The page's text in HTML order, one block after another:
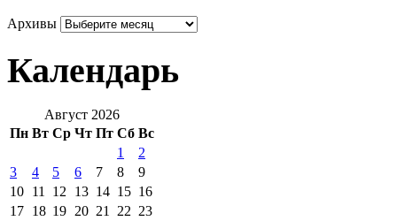
Архивы
Календарь
Август 2026
Пн Вт Ср Чт Пт Сб Вс
1
2
3
4 5 6 7 8
9
10 11 12 13 14 15 16
17 18 19 20 21 22 23